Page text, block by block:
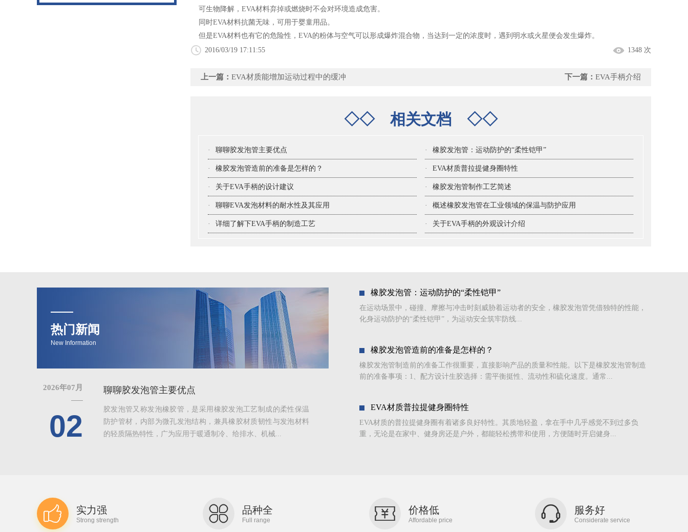
可生物降解，EVA材料弃掉或燃烧时不会对环境造成危害。
同时EVA材料抗菌无味，可用于婴童用品。
但是EVA材料也有它的危险性，EVA的粉体与空气可以形成爆炸混合物，当达到一定的浓度时，遇到明水或火星便会发生爆炸。
2016/03/19 17:11:55
1348 次
上一篇： EVA材质能增加运动过程中的缓冲 下一篇： EVA手柄介绍
◇◇相关文档 ◇◇
· 聊聊胶发泡管主要优点 · 橡胶发泡管：运动防护的“柔性铠甲”
· 橡胶发泡管造前的准备是怎样的？ · EVA材质普拉提健身圈特性
· 关于EVA手柄的设计建议 · 橡胶发泡管制作工艺简述
· 聊聊EVA发泡材料的耐水性及其应用 · 概述橡胶发泡管在工业领域的保温与防护应用
· 详细了解下EVA手柄的制造工艺 · 关于EVA手柄的外观设计介绍
热门新闻
New Information
2026年07月
02
聊聊胶发泡管主要优点
胶发泡管又称发泡橡胶管，是采用橡胶发泡工艺制成的柔性保温
防护管材，内部为微孔发泡结构，兼具橡胶材质韧性与发泡材料
的轻质隔热特性，广为应用于暖通制冷、给排水、机械...
橡胶发泡管：运动防护的“柔性铠甲”
在运动场景中，碰撞、摩擦与冲击时刻威胁着运动者的安全，橡胶发泡管凭借独特的性能，
化身运动防护的“柔性铠甲”，为运动安全筑牢防线...
橡胶发泡管造前的准备是怎样的？
橡胶发泡管制造前的准备工作很重要，直接影响产品的质量和性能。以下是橡胶发泡管制造
前的准备事项：1、配方设计生胶选择：需平衡挺性、流动性和硫化速度。通常...
EVA材质普拉提健身圈特性
EVA材质的普拉提健身圈有着诸多良好特性。其质地轻盈，拿在手中几乎感觉不到过多负
重，无论是在家中、健身房还是户外，都能轻松携带和使用，方便随时开启健身...
实力强
Strong strength
品种全
Full range
价格低
Affordable price
服务好
Considerate service